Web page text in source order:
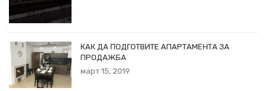
КАК ДА ПОДГОТВИТЕ АПАРТАМЕНТА ЗА
ПРОДАЖБА
март 15, 2019